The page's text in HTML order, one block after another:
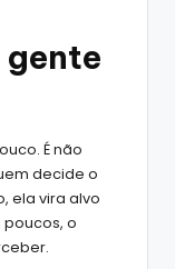
gente
É não
decide o
ela vira alvo
o